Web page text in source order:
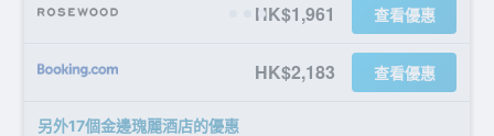
HK$1,961 查看優惠
HK$2,183 查看優惠
另外17個金邊瑰麗酒店​的優惠